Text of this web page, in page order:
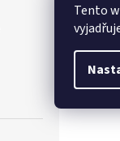
Tento
u
k
t
r
o
d
k
ů